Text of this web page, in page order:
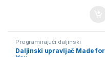
Programirajući daljinski
upravljači
Daljinski upravljač Made for